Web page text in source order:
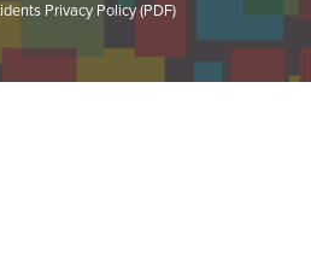
Privacy Policy (PDF)